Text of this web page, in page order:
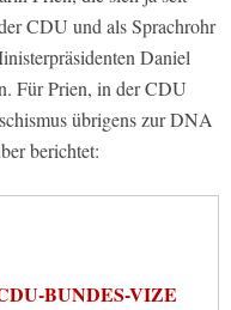
CDU und als Sprachrohr
Daniel
Für Prien, in der CDU
übrigens zur DNA
berichtet:
BUNDES-VIZE